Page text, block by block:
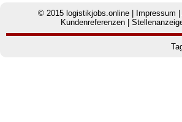
© 2015 logistikjobs.online| Impressum
Kundenreferenzen|